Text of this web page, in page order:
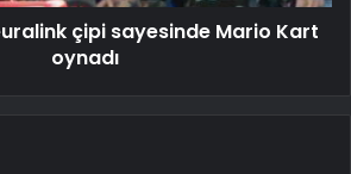
çipi sayesinde Mario Kart
oynadı